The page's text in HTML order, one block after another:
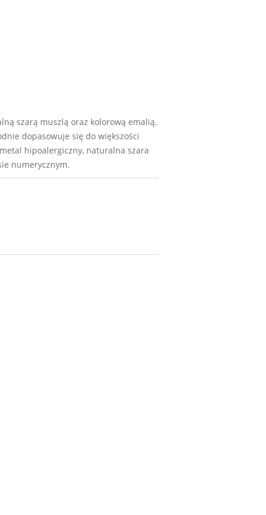
szarą muszlą oraz kolorową emalią.
dopasowuje się do większości
hipoalergiczny, naturalna szara
numerycznym.